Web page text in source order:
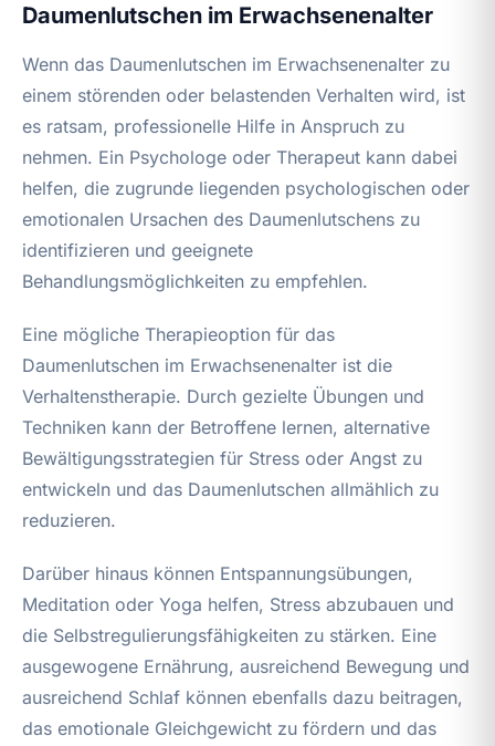
Daumenlutschen im Erwachsenenalter
Wenn das Daumenlutschen im Erwachsenenalter zu
einem störenden oder belastenden Verhalten wird, ist
es ratsam, professionelle Hilfe in Anspruch zu
nehmen. Ein Psychologe oder Therapeut kann dabei
helfen, die zugrunde liegenden psychologischen oder
emotionalen Ursachen des Daumenlutschens zu
identifizieren und geeignete
Behandlungsmöglichkeiten zu empfehlen.
Eine mögliche Therapieoption für das
Daumenlutschen im Erwachsenenalter ist die
Verhaltenstherapie. Durch gezielte Übungen und
Techniken kann der Betroffene lernen, alternative
Bewältigungsstrategien für Stress oder Angst zu
entwickeln und das Daumenlutschen allmählich zu
reduzieren.
Darüber hinaus können Entspannungsübungen,
Meditation oder Yoga helfen, Stress abzubauen und
die Selbstregulierungsfähigkeiten zu stärken. Eine
ausgewogene Ernährung, ausreichend Bewegung und
ausreichend Schlaf können ebenfalls dazu beitragen,
das emotionale Gleichgewicht zu fördern und das